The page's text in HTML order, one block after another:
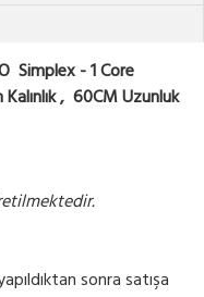
Simplex - 1 Core
, 60CM Uzunluk
sonra satışa